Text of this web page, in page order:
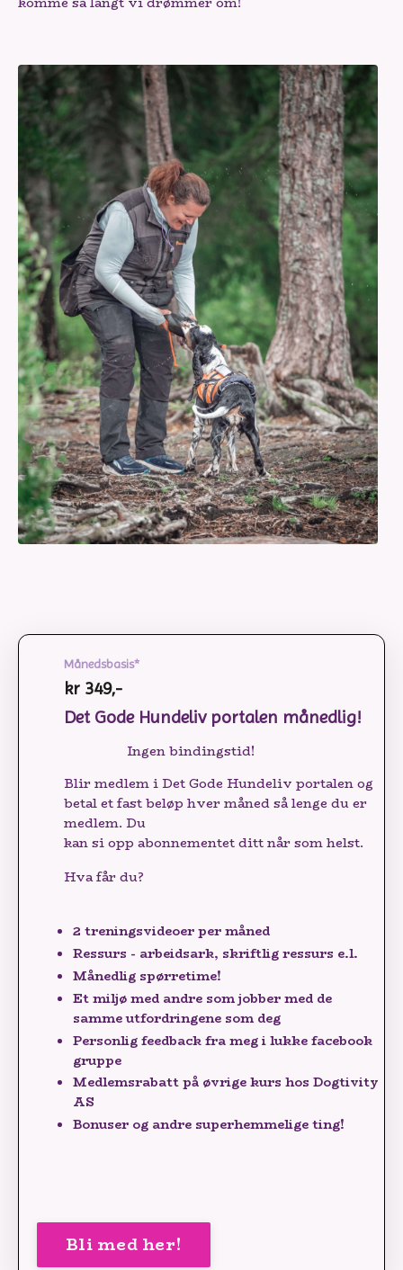
Månedsbasis*
kr 349,-
Det Gode Hundeliv portalen månedlig!
Ingen bindingstid!
Blir medlem i Det Gode Hundeliv portalen og
betal et fast beløp hver måned så lenge du er
medlem. Du
kan si opp abonnementet ditt når som helst.
Hva får du?
2 treningsvideoer per måned
Ressurs - arbeidsark, skriftlig ressurs e.l.
Månedlig spørretime!
Et miljø med andre som jobber med de
samme utfordringene som deg
Personlig feedback fra meg i lukke facebook
gruppe
Medlemsrabatt på øvrige kurs hos Dogtivity
AS
Bonuser og andre superhemmelige ting!
Bli med her!